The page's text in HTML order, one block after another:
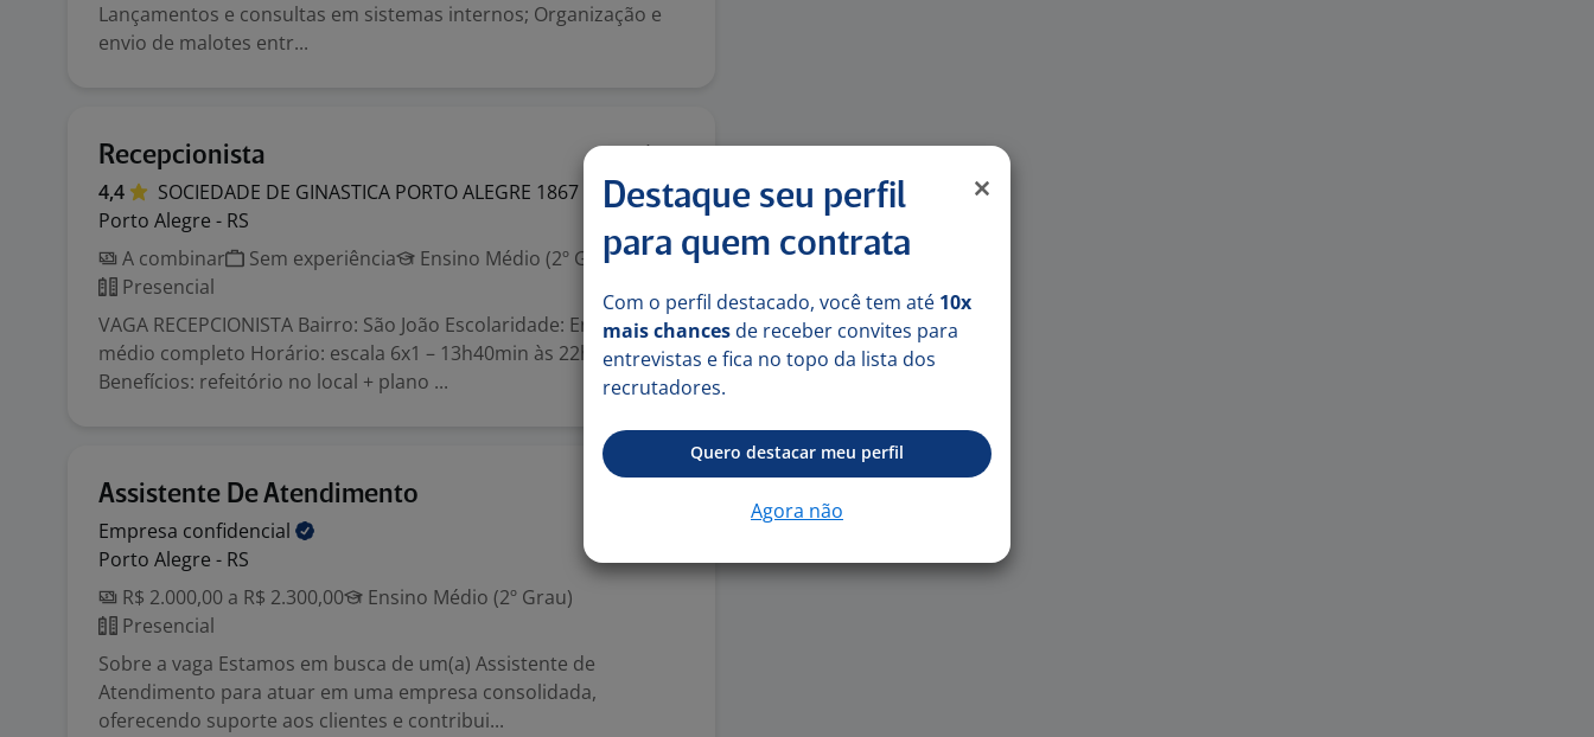
Lançamentos e consultas em sistemas internos; Organização e
envio de malotes entr...
Recepcionista 4 ago
4,4 SOCIEDADE DE GINASTICA PORTO ALEGRE 1867
Porto Alegre - RS
A combinar
Sem experiência
Ensino Médio (2º Grau)
Presencial
VAGA RECEPCIONISTA Bairro: São João Escolaridade: Ensino
médio completo Horário: escala 6x1 – 13h40min às 22h
Benefícios: refeitório no local + plano ...
Assistente De Atendimento
Empresa confidencial
Porto Alegre - RS
R$ 2.000,00 a R$ 2.300,00
Ensino Médio (2º Grau)
Presencial
Sobre a vaga Estamos em busca de um(a) Assistente de
Atendimento para atuar em uma empresa consolidada,
oferecendo suporte aos clientes e contribui...
Destaque seu perfil
para quem contrata
Com o perfil destacado, você tem até 10x
mais chances de receber convites para
entrevistas e fica no topo da lista dos
recrutadores.
Quero destacar meu perfil
Agora não